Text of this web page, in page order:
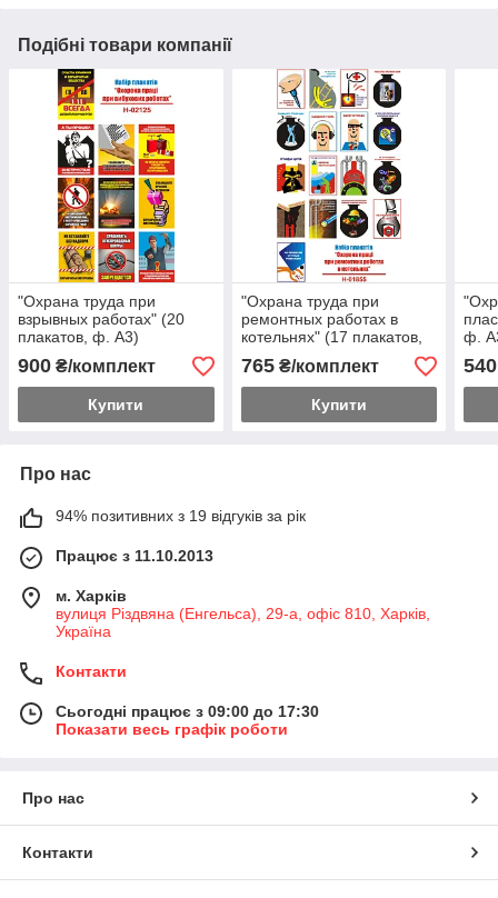
Подібні товари компанії
"Охрана труда при
взрывных работах" (20
плакатов, ф. А3)
900 ₴/комплект
Купити
"Охрана труда при
ремонтных работах в
котельнях" (17 плакатов,
ф. А3)
765₴/комплект
Купити
ф.
540
Про нас
94% позитивних з 19 відгуків за рік
Працює з 11.10.2013
м. Харків
вулиця Різдвяна (Енгельса), 29-а, офіс 810, Харків,
Україна
Контакти
Сьогодні працює з 09:00 до 17:30
Показати весь графік роботи
Про нас
Контакти